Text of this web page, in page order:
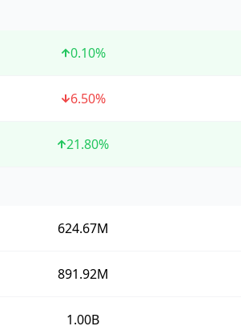
0.10%
6.50%
21.80%
624.67M
891.92M
1.00B